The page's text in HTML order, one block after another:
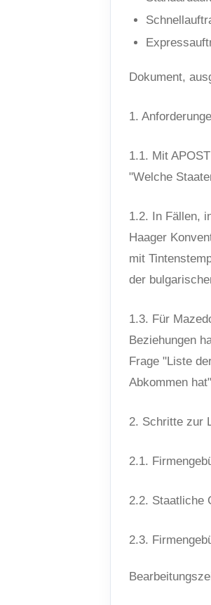
Dokument,
1.
1.1. Mit
"Welche
1.2. In Fällen,
Haager
mit
der
1.3. Für
Beziehungen
Frage "Liste
Abkommen
2. Schritte zur
2.1.
2.2. Staatliche
2.3.